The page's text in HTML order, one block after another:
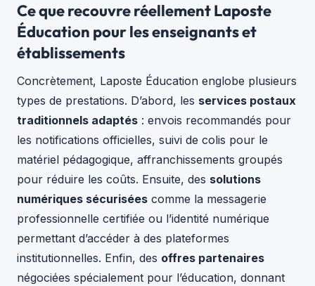
Ce que recouvre réellement Laposte
Éducation pour les enseignants et
établissements
Concrètement, Laposte Éducation englobe plusieurs
types de prestations. D’abord, les services postaux
traditionnels adaptés : envois recommandés pour
les notifications officielles, suivi de colis pour le
matériel pédagogique, affranchissements groupés
pour réduire les coûts. Ensuite, des solutions
numériques sécurisées comme la messagerie
professionnelle certifiée ou l’identité numérique
permettant d’accéder à des plateformes
institutionnelles. Enfin, des offres partenaires
négociées spécialement pour l’éducation, donnant